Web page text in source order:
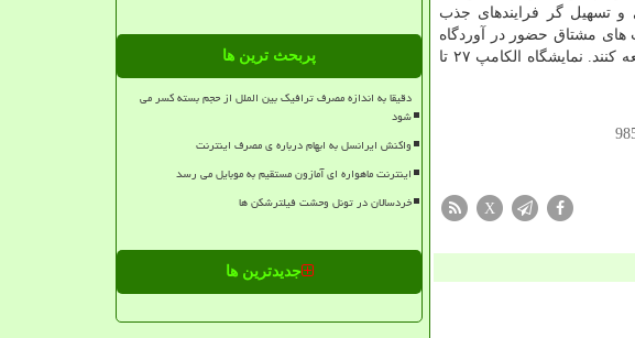
و تسهیل گر فرایندهای جذب
های مشتاق حضور در آوردگاه
سرمایه و سرمایه گذاران برای حضور در این آوردگاه باید به سایت ستاد توسعه فناوری های اقتصاد دیجیتال مراجعه کنند. نمایشگاه الکامپ ۲۷ تا
X
پربحث ترین ها
دقیقا به اندازه مصرف ترافیک بین الملل از حجم بسته کسر می
شود
واکنش ایرانسل به ابهام درباره ی مصرف اینترنت
اینترنت ماهواره ای آمازون مستقیم به موبایل می رسد
خردسالان در تونل وحشت فیلترشکن ها
جدیدترین ها